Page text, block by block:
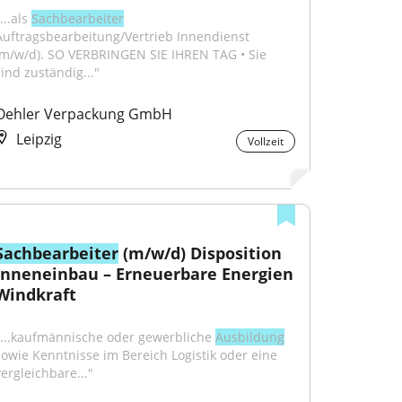
Sachbearbeiter
Vertrieb Innendienst
w/d). SO VERBRINGEN SIE IHREN TAG • Sie
zuständig..."
Verpackung GmbH
Leipzig
Vollzeit
(m/w/d) Disposition
– Erneuerbare Energien
oder gewerbliche Ausbildung
Kenntnisse im Bereich Logistik oder eine